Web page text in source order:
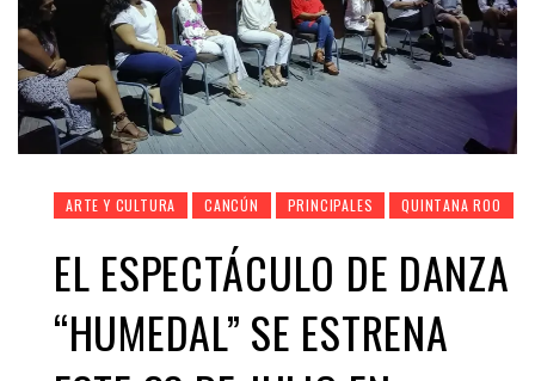
ARTE Y CULTURA CANCÚN PRINCIPALES QUINTANA ROO
EL ESPECTÁCULO DE DANZA
“HUMEDAL” SE ESTRENA